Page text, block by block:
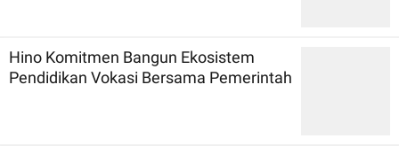
Hino Komitmen Bangun Ekosistem
Pendidikan Vokasi Bersama Pemerintah